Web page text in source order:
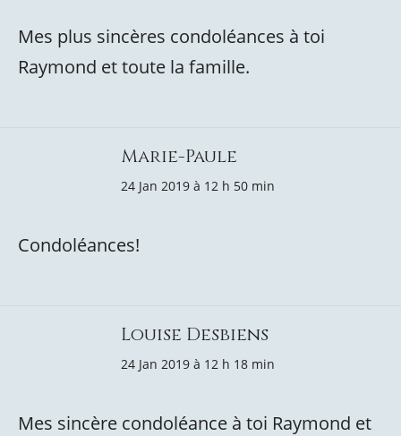
Mes plus sincères condoléances à toi
Raymond et toute la famille.
Marie-Paule
24 Jan 2019 à 12 h 50 min
Condoléances!
Louise Desbiens
24 Jan 2019 à 12 h 18 min
Mes sincère condoléance à toi Raymond et